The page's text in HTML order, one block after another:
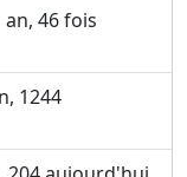
46 fois
1244